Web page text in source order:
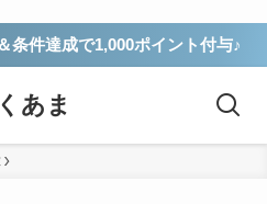
条件達成で1,000ポイント付与♪
あま